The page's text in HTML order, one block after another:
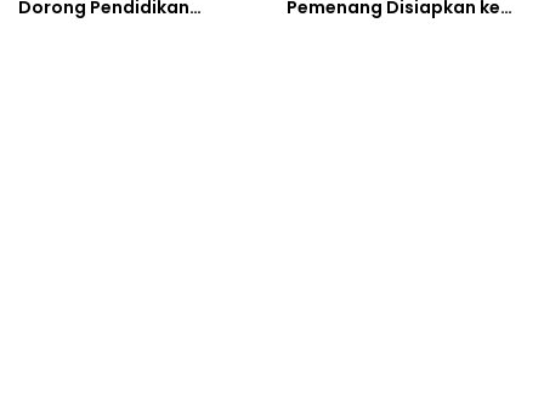
Dorong Pendidikan
Pemenang Disiapkan ke